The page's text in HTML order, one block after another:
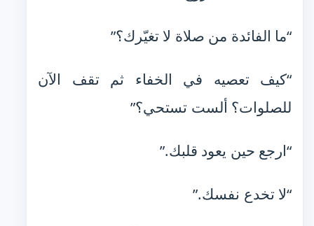
“ما الفائدة من صلاة لا تغيّرك؟”
“كيف تعصيه في الخفاء ثم تقف الآن
للصلوات؟ ألست تستحي؟”
“ارجع حين يعود قلبك.”
“لا تخدع نفسك.”